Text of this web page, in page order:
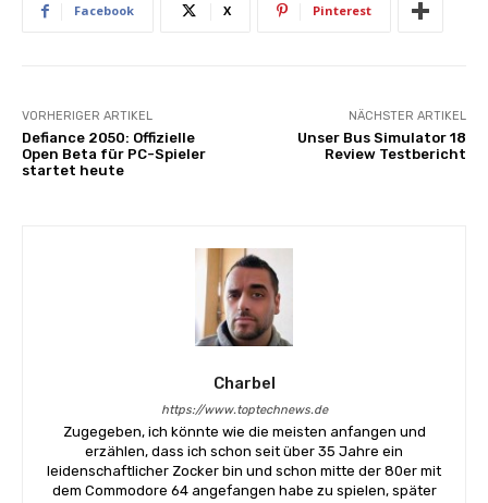
Facebook X Pinterest
VORHERIGER ARTIKEL
Defiance 2050: Offizielle
Open Beta für PC-Spieler
startet heute
NÄCHSTER ARTIKEL
Unser Bus Simulator 18
Review Testbericht
Charbel
https://www.toptechnews.de
Zugegeben, ich könnte wie die meisten anfangen und
erzählen, dass ich schon seit über 35 Jahre ein
leidenschaftlicher Zocker bin und schon mitte der 80er mit
dem Commodore 64 angefangen habe zu spielen, später